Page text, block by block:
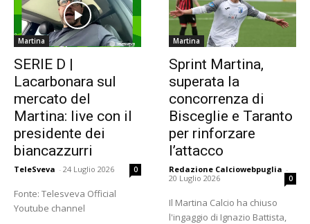
Martina
SERIE D |
Lacarbonara sul
mercato del
Martina: live con il
presidente dei
biancazzurri
TeleSveva - 24 Luglio 2026 0
Fonte: Telesveva Official
Youtube channel
Martina
Sprint Martina,
superata la
concorrenza di
Bisceglie e Taranto
per rinforzare
l’attacco
Redazione Calciowebpuglia -
20 Luglio 2026
0
Il Martina Calcio ha chiuso
l'ingaggio di Ignazio Battista,